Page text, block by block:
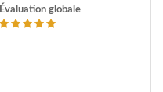
Évaluation globale